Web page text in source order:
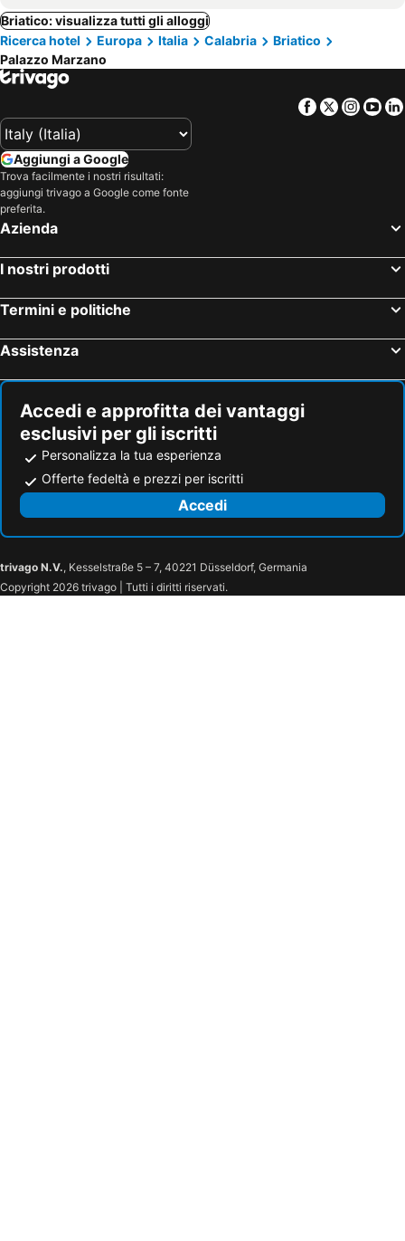
Briatico: visualizza tutti gli alloggi
Ricerca hotel
Europa Italia Calabria
Briatico
Palazzo Marzano
Facebook
Twitter
Aggiungi a Google
Trova facilmente i nostri risultati:
aggiungi trivago a Google come fonte
preferita.
Azienda
I nostri prodotti
Termini e politiche
Assistenza
Accedi e approfitta dei vantaggi
esclusivi per gli iscritti
Personalizza la tua esperienza
Offerte fedeltà e prezzi per iscritti
Accedi
trivago N.V., Kesselstraße 5 – 7, 40221 Düsseldorf, Germania
Copyright 2026 trivago | Tutti i diritti riservati.